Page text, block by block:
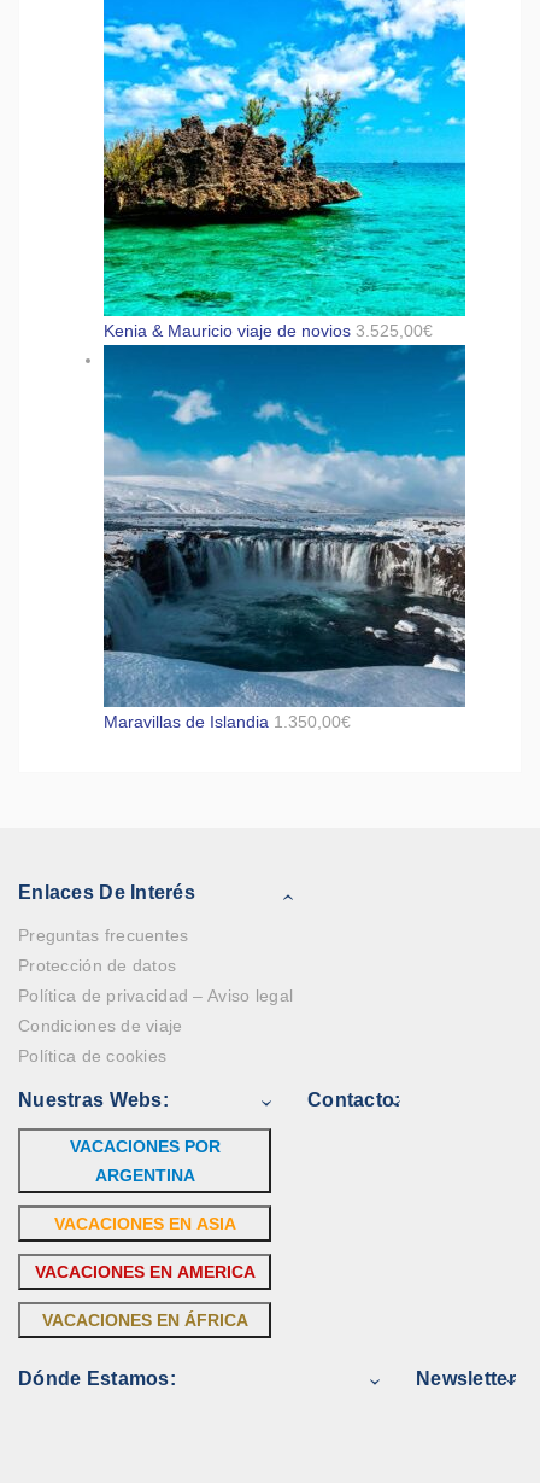
Kenia & Mauricio viaje de novios 3.525,00€
Maravillas de Islandia 1.350,00€
Enlaces De Interés
Preguntas frecuentes
Protección de datos
Política de privacidad – Aviso legal
Condiciones de viaje
Política de cookies
Nuestras Webs:
VACACIONES POR
ARGENTINA
VACACIONES EN ASIA
VACACIONES EN AMERICA
VACACIONES EN ÁFRICA
Contacto:
Dónde Estamos: Newsletter